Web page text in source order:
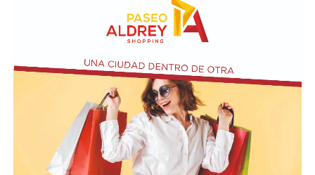
El vendero 13 de agosto se cumplen 38 años de la
desaparición física del ex intendente de Necochea,
en la ruta 88, a pocos kilómetros de Quequén.
Junto con el intendente de Necochea habían muerto
tres docentes que, luego se supo, habían subido a su
automóvil pocos kilómetros antes, donde se hallaban
haciendo dedo. La colisión frontal resultó letal: sólo
sobrevivió el chofer del camión.